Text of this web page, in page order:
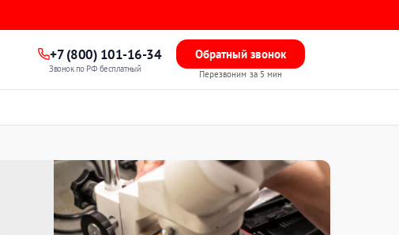
+7 (800) 101-16-34
Звонок по РФ бесплатный
Обратный звонок
Перезвоним за 5 мин